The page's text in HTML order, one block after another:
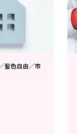
髪色自由／市